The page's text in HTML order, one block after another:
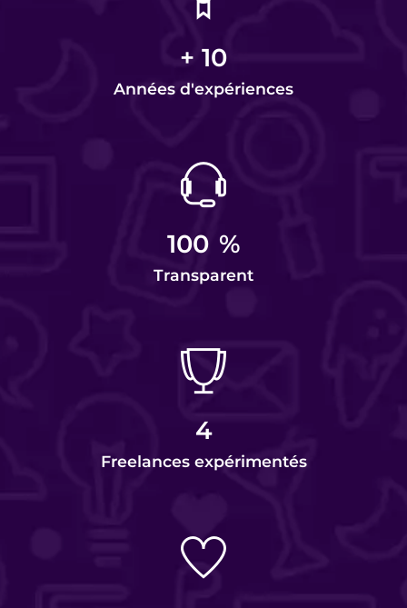
+ 10
Années d'expériences
100 %
Transparent
4
Freelances expérimentés